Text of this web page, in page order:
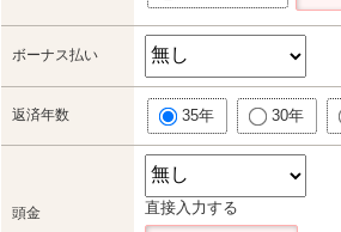
ボーナス払い
返済年数 35年 30年
頭金 直接入力する